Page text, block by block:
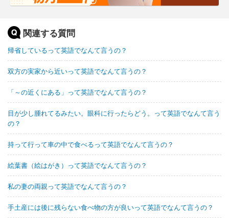
関連する質問
帰省しているって英語でなんて言うの？
双方の実家から近いって英語でなんて言うの？
「～の近くにある」って英語でなんて言うの？
目が少し腫れてるみたい。眼科に行ったらどう。って英語でなんて言う
の？
持って行って車の中で食べるって英語でなんて言うの？
絵葉書（絵はがき）って英語でなんて言うの？
私の妻の両親って英語でなんて言うの？
手土産には後に残らない食べ物の方が良いって英語でなんて言うの？